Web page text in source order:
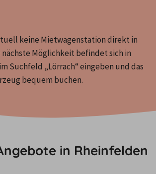
keine Mietwagenstation direkt in
nächste Möglichkeit befindet sich in
Suchfeld „Lörrach“ eingeben und das
bequem buchen.
in Rheinfelden